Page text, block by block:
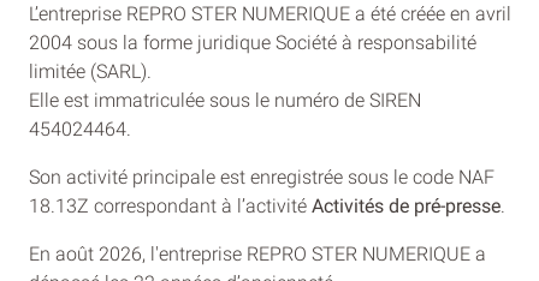
L’entreprise REPRO STER NUMERIQUE a été créée en avril
2004 sous la forme juridique Société à responsabilité
limitée (SARL).
Elle est immatriculée sous le numéro de SIREN
454024464.
Son activité principale est enregistrée sous le code NAF
18.13Z correspondant à l’activité Activités de pré-presse
En août 2026, l'entreprise REPRO STER NUMERIQUE a